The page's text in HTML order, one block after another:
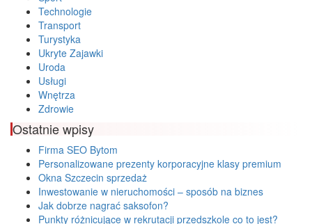
Technologie
Transport
Turystyka
Ukryte Zajawki
Uroda
Usługi
Wnętrza
Zdrowie
Ostatnie wpisy
Firma SEO Bytom
Personalizowane prezenty korporacyjne klasy premium
Okna Szczecin sprzedaż
Inwestowanie w nieruchomości – sposób na biznes
Jak dobrze nagrać saksofon?
Punkty różnicujące w rekrutacji przedszkole co to jest?